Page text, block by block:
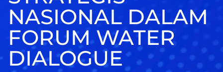
NASIONAL DALAM
FORUM WATER
DIALOGUE